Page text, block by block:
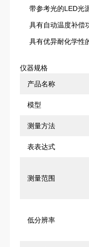
带参考光的LED光
具有自动温度补偿
具有优异耐化学性
仪器规格
产品名称
模型
测量方法
表表达式
测量范围
低分辨率